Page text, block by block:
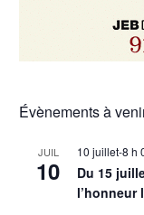
Évènements à
JUIL
10
10 juillet-8 h
Du 15